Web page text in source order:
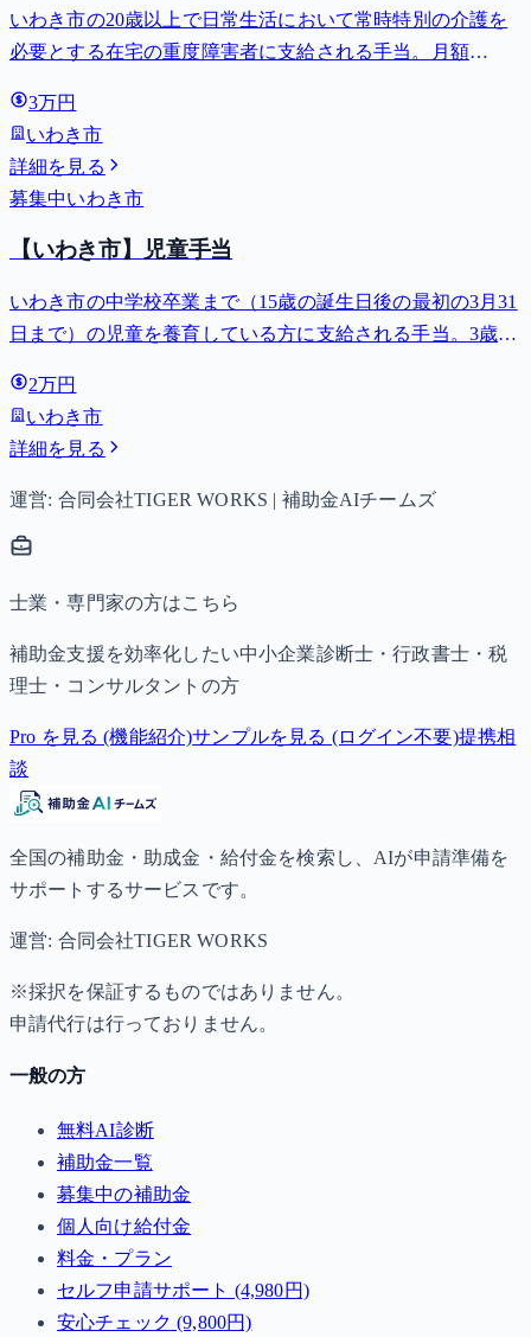
いわき市の20歳以上で日常生活において常時特別の介護を
必要とする在宅の重度障害者に支給される手当。月額
3万円
いわき市
詳細を見る
募集中いわき市
【いわき市】児童手当
いわき市の中学校卒業まで（15歳の誕生日後の最初の3月31
日まで）の児童を養育している方に支給される手当。3歳未
（第3子以降は15,000円）、中学生は月額10,000円。
2万円
いわき市
詳細を見る
運営: 合同会社TIGER WORKS | 補助金AIチームズ
士業・専門家の方はこちら
補助金支援を効率化したい中小企業診断士・行政書士・税
理士・コンサルタントの方
Pro を見る (機能紹介)サンプルを見る (ログイン不要)提携相
談
全国の補助金・助成金・給付金を検索し、AIが申請準備を
サポートするサービスです。
運営: 合同会社TIGER WORKS
※採択を保証するものではありません。
申請代行は行っておりません。
一般の方
無料AI診断
補助金一覧
募集中の補助金
個人向け給付金
料金・プラン
セルフ申請サポート (4,980円)
安心チェック (9,800円)